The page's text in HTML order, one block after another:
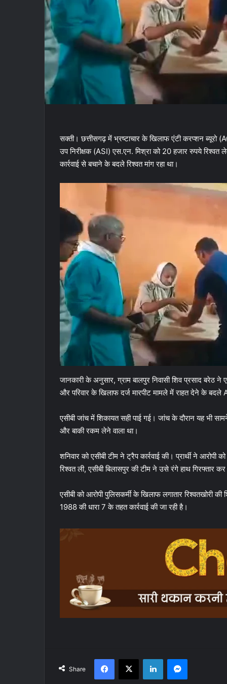
सक्ती। छत्तीसगढ़ में भ्रष्टाचार के खिलाफ एंटी करप्शन ब्यूरो
उप निरीक्षक (ASI) एस.एन. मिश्रा को 20 हजार रुपये रिश्वत
कार्रवाई से बचाने के बदले रिश्वत मांग रहा था।
जानकारी के अनुसार, ग्राम बालपुर निवासी शिव प्रसाद बरेठ ने
और परिवार के खिलाफ दर्ज मारपीट मामले में राहत देने के बदले
एसीबी जांच में शिकायत सही पाई गई। जांच के दौरान यह भी
और बाकी रकम लेने वाला था।
शनिवार को एसीबी टीम ने ट्रैप कार्रवाई की। प्रार्थी ने
रिश्वत ली, एसीबी बिलासपुर की टीम ने उसे रंगे हाथ गिरफ्तार
एसीबी को आरोपी पुलिसकर्मी के खिलाफ लगातार रिश्वतखोरी
1988 की धारा 7 के तहत कार्रवाई की जा रही है।
Share
Facebook
X LinkedInMessenger